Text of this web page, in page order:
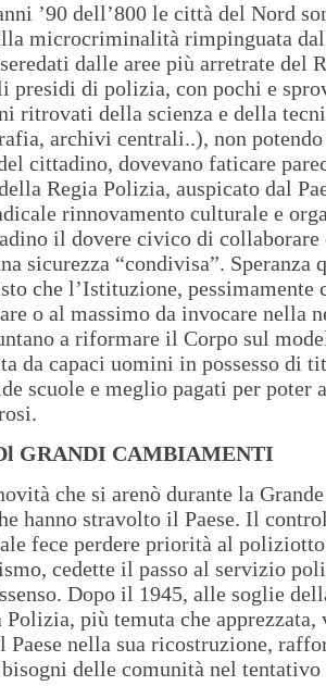
’90 dell’800 le città del Nord
microcriminalità rimpinguata
dalle aree più arretrate del
presidi di polizia, con pochi e
ritrovati della scienza e della
archivi centrali..), non
cittadino, dovevano faticare
Regia Polizia, auspicato dal
rinnovamento culturale e
il dovere civico di collaborare
sicurezza “condivisa”. Speranza
che l’Istituzione, pessimamente
o al massimo da invocare nella
a riformare il Corpo sul
da capaci uomini in possesso di
scuole e meglio pagati per poter
GRANDI CAMBIAMENTI
che si arenò durante la
hanno stravolto il Paese. Il
fece perdere priorità al
cedette il passo al servizio
Dopo il 1945, alle soglie
più temuta che apprezzata,
Paese nella sua ricostruzione,
delle comunità nel